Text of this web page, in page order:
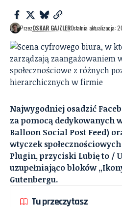
PrzezOSKAR GAJZLEROstatnia aktualizacja:
Najwygodniej osadzić
za pomocą dedykowanych
Balloon Social Post Feed)
wtyczek
Plugin, przyciski Lubię to /
uzupełniająco bloków
Gutenbergu.
Tu przeczytasz